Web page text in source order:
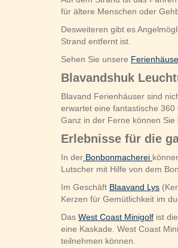
für ältere Menschen oder
Desweiteren gibt es
Strand entfernt ist.
Sehen Sie unsere
Blavandshuk
Blavand Ferienhäuser sind
erwartet eine fantastische
Ganz in der Ferne können Sie
Erlebnisse für die
In der Bonbonmacherei
Lutscher mit Hilfe von dem
Im Geschäft Blaavand Lys
Kerzen für Gemütlichkeit im
Das West Coast Minigolf ist
eine Kaskade. West Coast
teilnehmen können.